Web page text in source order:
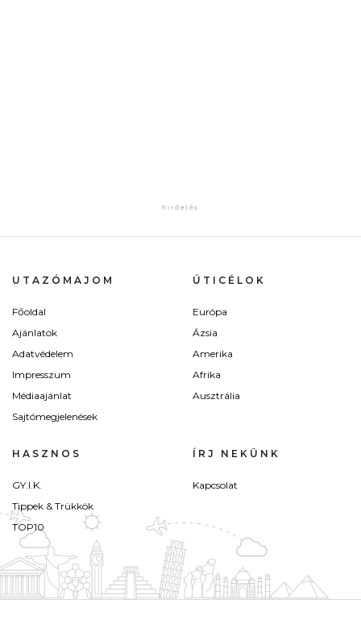
UTAZÓMAJOM
Főoldal
Ajánlatok
Adatvédelem
Impresszum
Médiaajánlat
Sajtómegjelenések
ÚTICÉLOK
Európa
Ázsia
Amerika
Afrika
Ausztrália
HASZNOS
GY.I.K.
Tippek & Trükkök
TOP10
ÍRJ NEKÜNK
Kapcsolat